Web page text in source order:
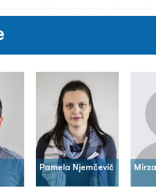
analiza procesa u
elemenata
implementacije,
antene - Ovo polje
vrstama antena prema
(modeliranje i simulacija) u
i korištenja sustava
mjerenja
Pamela Njemčević